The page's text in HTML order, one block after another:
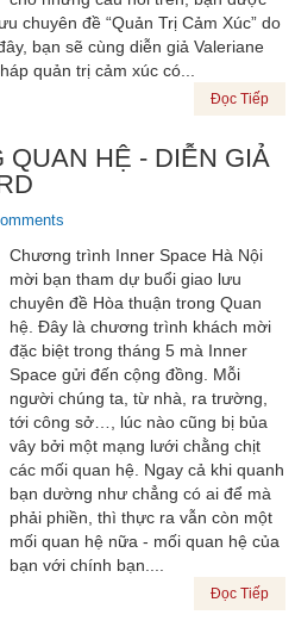
chuyên đề “Quản Trị Cảm Xúc” do
bạn sẽ cùng diễn giả Valeriane
quản trị cảm xúc có...
Đọc Tiếp
QUAN HỆ - DIỄN GIẢ
Chương trình Inner Space Hà Nội
mời bạn tham dự buổi giao lưu
chuyên đề Hòa thuận trong Quan
hệ. Đây là chương trình khách mời
đặc biệt trong tháng 5 mà Inner
Space gửi đến cộng đồng. Mỗi
người chúng ta, từ nhà, ra trường,
tới công sở…, lúc nào cũng bị bủa
vây bởi một mạng lưới chằng chịt
các mối quan hệ. Ngay cả khi quanh
bạn dường như chẳng có ai để mà
phải phiền, thì thực ra vẫn còn một
mối quan hệ nữa - mối quan hệ của
bạn với chính bạn....
Đọc Tiếp